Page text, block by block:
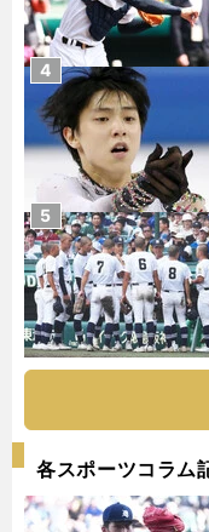
4
5
各スポーツコラム